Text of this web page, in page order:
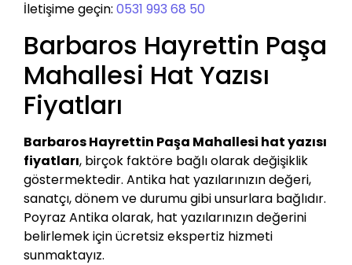
İletişime geçin: 0531 993 68 50
Barbaros Hayrettin Paşa
Mahallesi Hat Yazısı
Fiyatları
Barbaros Hayrettin Paşa Mahallesi hat yazısı
fiyatları, birçok faktöre bağlı olarak değişiklik
göstermektedir. Antika hat yazılarınızın değeri,
sanatçı, dönem ve durumu gibi unsurlara bağlıdır.
Poyraz Antika olarak, hat yazılarınızın değerini
belirlemek için ücretsiz ekspertiz hizmeti
sunmaktayız.